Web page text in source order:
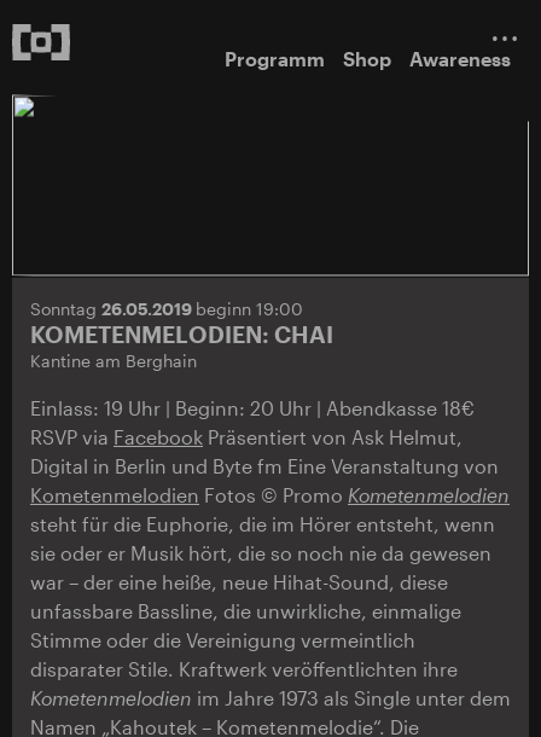
Programm Shop Awareness
Sonntag 26.05.2019 beginn 19:00
KOMETENMELODIEN: CHAI
Kantine am Berghain
Einlass: 19 Uhr | Beginn: 20 Uhr | Abendkasse 18€
RSVP via Facebook Präsentiert von Ask Helmut,
Digital in Berlin und Byte fm Eine Veranstaltung von
Kometenmelodien Fotos © Promo Kometenmelodien
steht für die Euphorie, die im Hörer entsteht, wenn
sie oder er Musik hört, die so noch nie da gewesen
war – der eine heiße, neue Hihat-Sound, diese
unfassbare Bassline, die unwirkliche, einmalige
Stimme oder die Vereinigung vermeintlich
disparater Stile. Kraftwerk veröffentlichten ihre
Kometenmelodien im Jahre 1973 als Single unter dem
Namen „Kahoutek – Kometenmelodie“. Die